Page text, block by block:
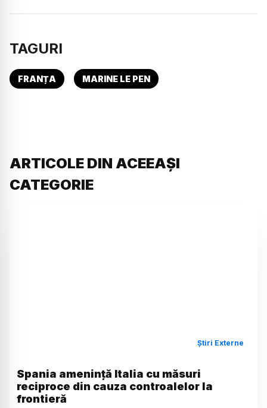
TAGURI
FRANȚA MARINE LE PEN
ARTICOLE DIN ACEEAȘI
CATEGORIE
Știri Externe
Spania amenință Italia cu măsuri
reciproce din cauza controalelor la
frontieră